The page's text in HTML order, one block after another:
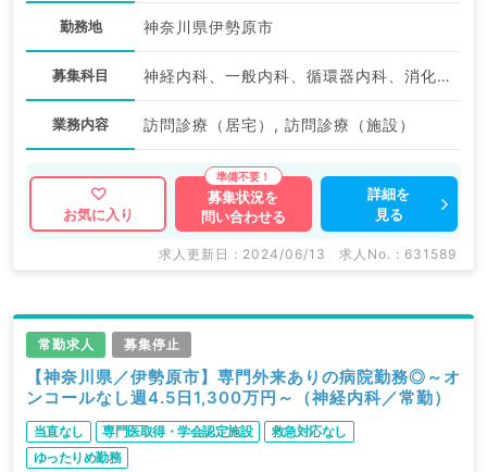
勤務地 神奈川県伊勢原市
募集科目 神経内科、一般内科、循環器内科、消化器内科、老年内科
業務内容 訪問診療（居宅）, 訪問診療（施設）
お気に入り
募集状況を
問い合わせる
詳細を
見る
求人更新日 : 2024/06/13 求人No. : 631589
常勤求人 募集停止
【神奈川県／伊勢原市】専門外来ありの病院勤務◎～オ
ンコールなし週4.5日1,300万円～（神経内科／常勤）
当直なし 専門医取得・学会認定施設
救急対応なし
ゆったりめ勤務